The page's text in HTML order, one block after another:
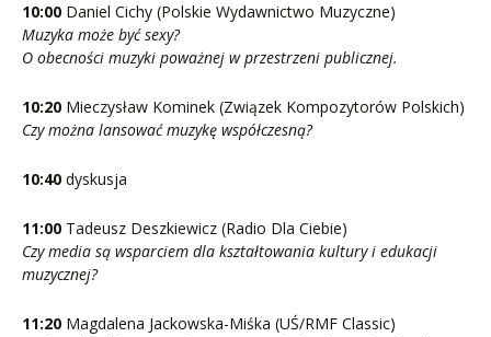
10:00 Daniel Cichy (Polskie Wydawnictwo Muzyczne)
Muzyka może być sexy?
O obecności muzyki poważnej w przestrzeni publicznej.
10:20 Mieczysław Kominek (Związek Kompozytorów Polskich)
Czy można lansować muzykę współczesną?
10:40 dyskusja
11:00 Tadeusz Deszkiewicz (Radio Dla Ciebie)
Czy media są wsparciem dla kształtowania kultury i edukacji
muzycznej?
11:20 Magdalena Jackowska-Miśka (UŚ/RMF Classic)